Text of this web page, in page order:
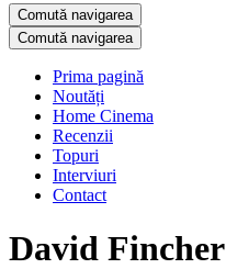
Comută navigarea
Comută navigarea
Prima pagină
Noutăți
Home Cinema
Recenzii
Topuri
Interviuri
Contact
David Fincher